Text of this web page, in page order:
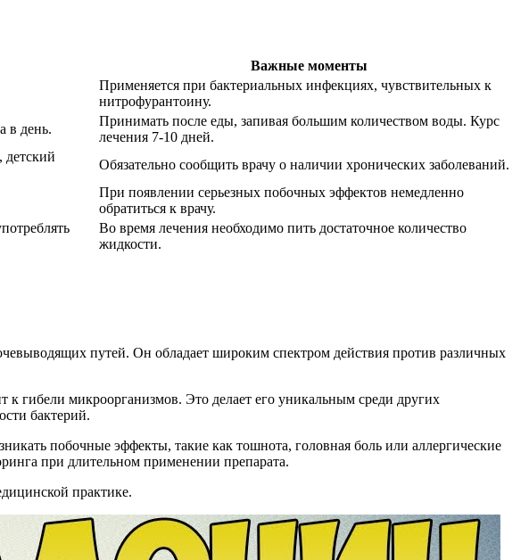
Важные моменты
Применяется при бактериальных инфекциях, чувствительных к
нитрофурантоину.
в день.
Принимать после еды, запивая большим количеством воды. Курс
лечения 7-10 дней.
детский
Обязательно сообщить врачу о наличии хронических заболеваний.
При появлении серьезных побочных эффектов немедленно
обратиться к врачу.
Во время лечения необходимо пить достаточное количество
жидкости.
путей. Он обладает широким спектром действия против различных
гибели микроорганизмов. Это делает его уникальным среди других
бактерий.
побочные эффекты, такие как тошнота, головная боль или аллергические
при длительном применении препарата.
практике.